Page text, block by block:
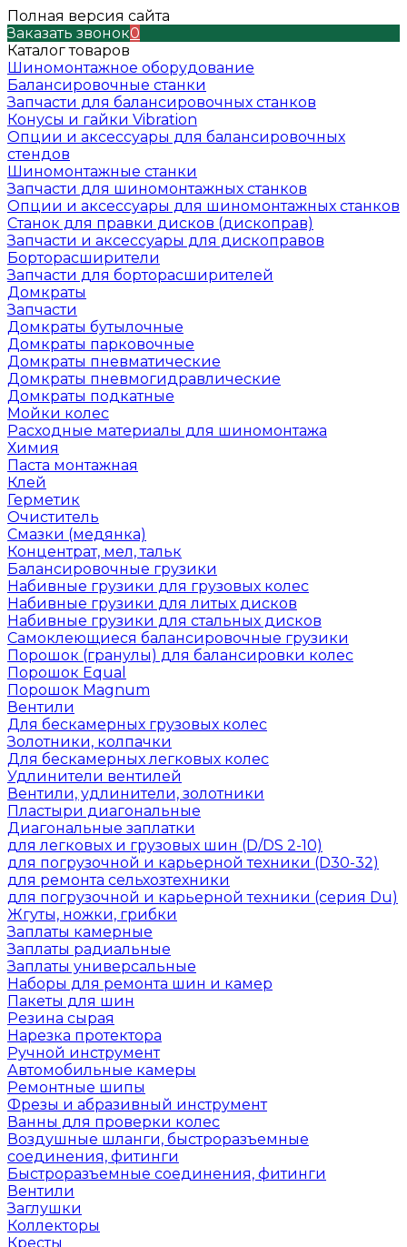
Полная версия сайта
Заказать звонок0
Каталог товаров
Шиномонтажное оборудование
Балансировочные станки
Запчасти для балансировочных станков
Конусы и гайки Vibration
Опции и аксессуары для балансировочных
стендов
Шиномонтажные станки
Запчасти для шиномонтажных станков
Опции и аксессуары для шиномонтажных станков
Станок для правки дисков (дископрав)
Запчасти и аксессуары для дископравов
Борторасширители
Запчасти для борторасширителей
Домкраты
Запчасти
Домкраты бутылочные
Домкраты парковочные
Домкраты пневматические
Домкраты пневмогидравлические
Домкраты подкатные
Мойки колес
Расходные материалы для шиномонтажа
Химия
Паста монтажная
Клей
Герметик
Очиститель
Смазки (медянка)
Концентрат, мел, тальк
Балансировочные грузики
Набивные грузики для грузовых колес
Набивные грузики для литых дисков
Набивные грузики для стальных дисков
Самоклеющиеся балансировочные грузики
Порошок (гранулы) для балансировки колес
Порошок Equal
Порошок Magnum
Вентили
Для бескамерных грузовых колес
Золотники, колпачки
Для бескамерных легковых колес
Удлинители вентилей
Вентили, удлинители, золотники
Пластыри диагональные
Диагональные заплатки
для легковых и грузовых шин (D/DS 2-10)
для погрузочной и карьерной техники (D30-32)
для ремонта сельхозтехники
для погрузочной и карьерной техники (серия Du)
Жгуты, ножки, грибки
Заплаты камерные
Заплаты радиальные
Заплаты универсальные
Наборы для ремонта шин и камер
Пакеты для шин
Резина сырая
Нарезка протектора
Ручной инструмент
Автомобильные камеры
Ремонтные шипы
Фрезы и абразивный инструмент
Ванны для проверки колес
Воздушные шланги, быстроразъемные
соединения, фитинги
Быстроразъемные соединения, фитинги
Вентили
Заглушки
Коллекторы
Кресты